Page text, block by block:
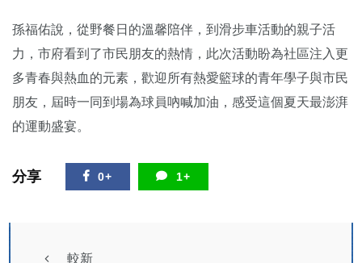
孫福佑說，從野餐日的溫馨陪伴，到滑步車活動的親子活
力，市府看到了市民朋友的熱情，此次活動盼為社區注入更
多青春與熱血的元素，歡迎所有熱愛籃球的青年學子與市民
朋友，屆時一同到場為球員吶喊加油，感受這個夏天最澎湃
的運動盛宴。
分享 0+ 1+
較新